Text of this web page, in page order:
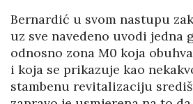
Bernardić u svom nastupu
uz sve navedeno uvodi jedna
odnosno zona M0 koja
i koja se prikazuje kao
stambenu revitalizaciju